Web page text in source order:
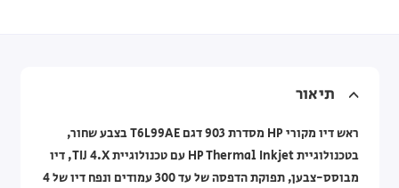
תיאור
ראש דיו מקורי HP מסדרת 903 דגם T6L99AE בצבע שחור,
בטכנולוגיית HP Thermal Inkjet עם טכנולוגיית TIJ 4.X, דיו
מבוסס-צבען, תפוקת הדפסה של עד 300 עמודים ונפח דיו של 4